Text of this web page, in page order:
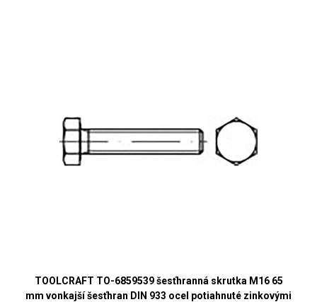
TOOLCRAFT TO-6859539 šesťhranná skrutka M16 65
mm vonkajší šesťhran DIN 933 ocel potiahnuté zinkovými